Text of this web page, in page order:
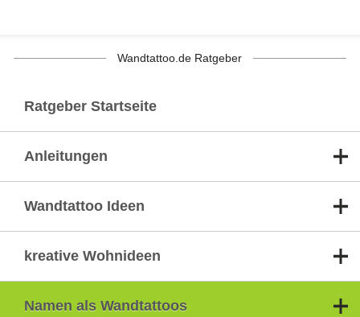
Wandtattoo.de Ratgeber
Ratgeber Startseite
Anleitungen
Wandtattoo Ideen
kreative Wohnideen
Namen als Wandtattoos